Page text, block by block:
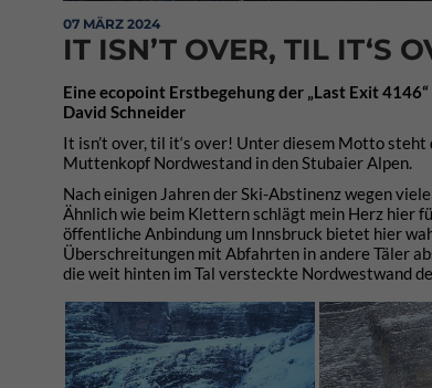
07 MÄRZ 2024
IT ISN’T OVER, TIL IT‘S
Eine ecopoint Erstbegehung der „Last Exit
David Schneider
It isn’t over, til it‘s over! Unter diesem Motto
Muttenkopf Nordwestand in den Stubaier Alpen.
Nach einigen Jahren der Ski-Abstinenz wegen
Ähnlich wie beim Klettern schlägt mein Herz hier
öffentliche Anbindung um Innsbruck bietet hier
Überschreitungen mit Abfahrten in andere Täler
die weit hinten im Tal versteckte Nordwestwand